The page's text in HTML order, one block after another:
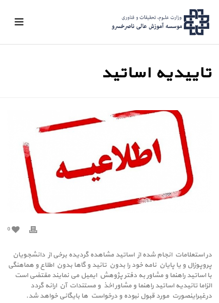
تاییدیه اساتید
0
در استعلامات انجام شده از اساتید مشاهده گردیده برخی از دانشجویان
پروپوزال و یا پایان نامه خود را بدون تائید و گاها بدون اطلاع و هماهنگی
با اساتید راهنما و مشاور به دفتر پژوهش ایمیل می نمایند مقتضی است
الزاما تائیدیه اساتید راهنما و مشاور اخذ و مستندات آن ارائه گردد
درغیراینصورت مورد قبول نبوده و درخواست ها بایگانی خواهد شد.